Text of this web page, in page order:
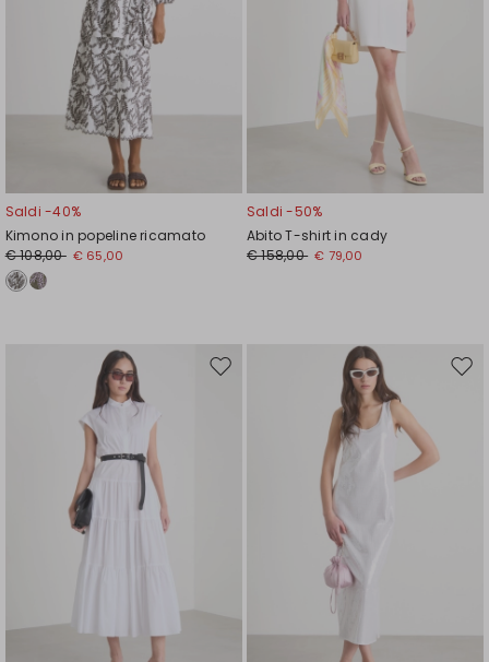
Saldi -40%
Kimono in popeline ricamato
€ 108,00 € 65,00
Saldi -50%
Abito T-shirt in cady
€ 158,00 € 79,00
Sposta